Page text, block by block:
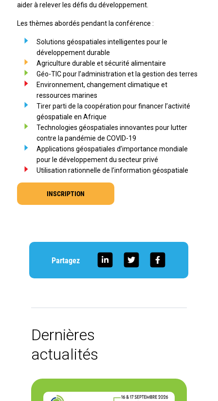
aider à relever les défis du développement.
Les thèmes abordés pendant la conférence :
Solutions géospatiales intelligentes pour le
développement durable
Agriculture durable et sécurité alimentaire
Géo-TIC pour l’administration et la gestion des terres
Environnement, changement climatique et
ressources marines
Tirer parti de la coopération pour financer l’activité
géospatiale en Afrique
Technologies géospatiales innovantes pour lutter
contre la pandémie de COVID-19
Applications géospatiales d’importance mondiale
pour le développement du secteur privé
Utilisation rationnelle de l’information géospatiale
INSCRIPTION
Partagez
Dernières
actualités